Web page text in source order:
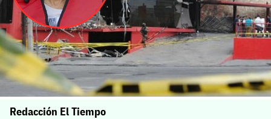
Redacción El Tiempo